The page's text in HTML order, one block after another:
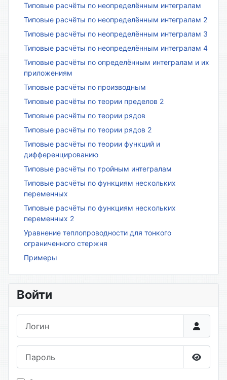
Типовые расчёты по неопределённым интегралам
Типовые расчёты по неопределённым интегралам 2
Типовые расчёты по неопределённым интегралам 3
Типовые расчёты по неопределённым интегралам 4
Типовые расчёты по определённым интегралам и их
приложениям
Типовые расчёты по производным
Типовые расчёты по теории пределов 2
Типовые расчёты по теории рядов
Типовые расчёты по теории рядов 2
Типовые расчёты по теории функций и
дифференцированию
Типовые расчёты по тройным интегралам
Типовые расчёты по функциям нескольких
переменных
Типовые расчёты по функциям нескольких
переменных 2
Уравнение теплопроводности для тонкого
ограниченного стержня
Примеры
Войти